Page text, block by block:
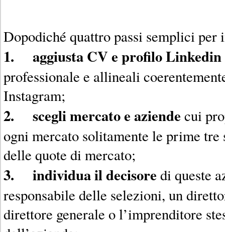
Dopodiché quattro passi semplici per
1. aggiusta CV e profilo Linkedin
professionale e allineali
Instagram;
2. scegli mercato e aziende cui
ogni mercato solitamente le prime
delle quote di mercato;
3. individua il decisore di queste
responsabile delle selezioni, un
direttore generale o l’imprenditore